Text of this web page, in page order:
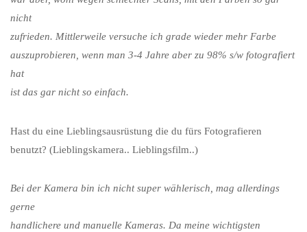
nicht
zufrieden. Mittlerweile versuche ich grade wieder mehr Farbe
auszuprobieren, wenn man 3-4 Jahre aber zu 98% s/w fotografiert
hat
ist das gar nicht so einfach.
Hast du eine Lieblingsausrüstung die du fürs Fotografieren
benutzt? (Lieblingskamera.. Lieblingsfilm..)
Bei der Kamera bin ich nicht super wählerisch, mag allerdings
gerne
handlichere und manuelle Kameras. Da meine wichtigsten